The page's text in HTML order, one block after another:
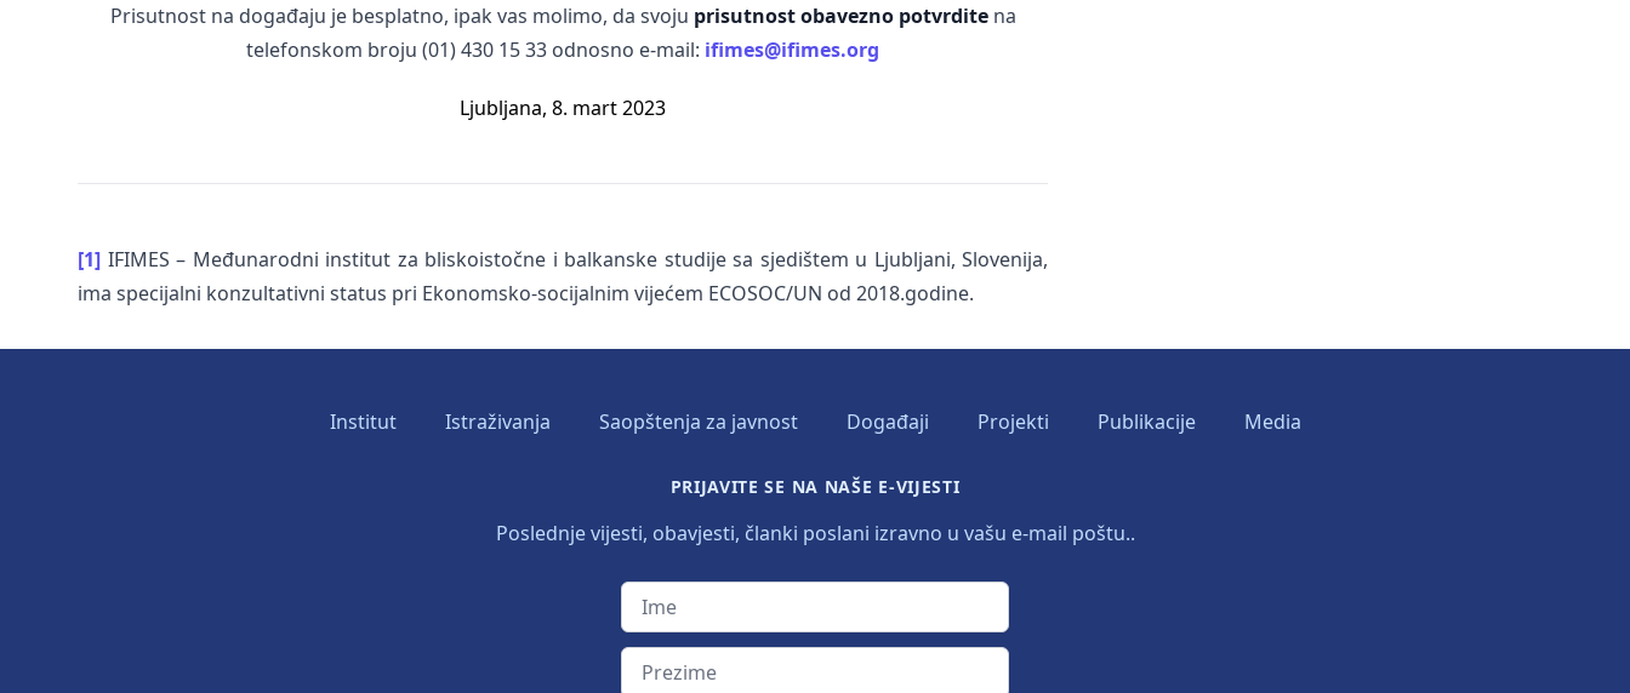
Prisutnost na događaju je besplatno, ipak vas molimo, da svoju prisutnost obavezno potvrditena
telefonskom broju (01) 430 15 33 odnosno e-mail: ifimes@ifimes.org
Ljubljana, 8. mart 2023
[1] IFIMES – Međunarodni institut za bliskoistočne i balkanske studije sa sjedištem u Ljubljani, Slovenija,
ima specijalni konzultativni status pri Ekonomsko-socijalnim vijećem ECOSOC/UN od 2018.godine.
Institut Istraživanja Saopštenja za javnost Događaji Projekti Publikacije Media
PRIJAVITE SE NA NAŠE E-VIJESTI
Poslednje vijesti, obavjesti, članki poslani izravno u vašu e-mail poštu..
Ime
Prezime
E-mail adresa
Jezik vijesti